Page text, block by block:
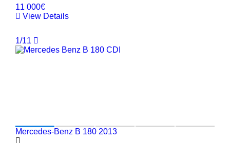
11 000€
View Details
1/11
Mercedes-Benz B 180 2013